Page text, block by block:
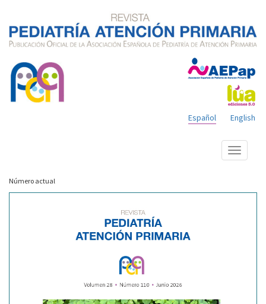
English
Español
Mostrar
menú
Número actual